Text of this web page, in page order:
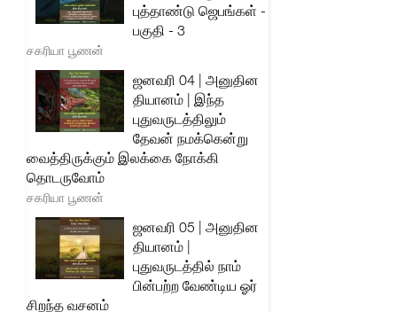
புத்தாண்டு ஜெபங்கள் -
பகுதி - 3
சகரியா பூணன்
ஜனவரி 04 | அனுதின
தியானம் | இந்த
புதுவருடத்திலும்
தேவன் நமக்கென்று
வைத்திருக்கும் இலக்கை நோக்கி
தொடருவோம்
சகரியா பூணன்
ஜனவரி 05 | அனுதின
தியானம் |
புதுவருடத்தில் நாம்
பின்பற்ற வேண்டிய ஓர்
சிறந்த வசனம்